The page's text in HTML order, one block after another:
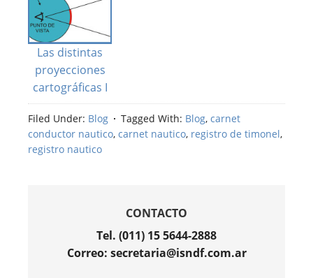
Las distintas
proyecciones
cartográficas I
Filed Under: Blog Tagged With: Blog, carnet
conductor nautico, carnet nautico, registro de timonel,
registro nautico
CONTACTO
Tel. (011) 15 5644-2888
Correo: secretaria@isndf.com.ar